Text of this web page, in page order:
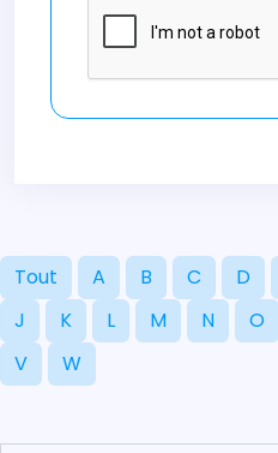
Tout A B C D
J
K L M N O
V
W